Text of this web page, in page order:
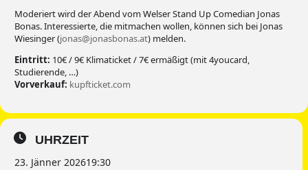
Moderiert wird der Abend vom Welser Stand Up Comedian Jonas
Bonas. Interessierte, die mitmachen wollen, können sich bei Jonas
Wiesinger (jonas@jonasbonas.at) melden.
Eintritt: 10€ / 9€ Klimaticket / 7€ ermäßigt (mit 4youcard,
Studierende, …)
Vorverkauf: kupfticket.com
UHRZEIT
23. Jänner 202619:30